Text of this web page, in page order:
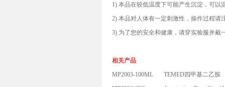
1) 本品在较低温度下可能产生沉淀，可以
2) 本品对人体有一定刺激性，操作过程请
3) 为了您的安全和健康，请穿实验服并戴
相关产品
MP2003-100ML TEMED四甲基二乙胺